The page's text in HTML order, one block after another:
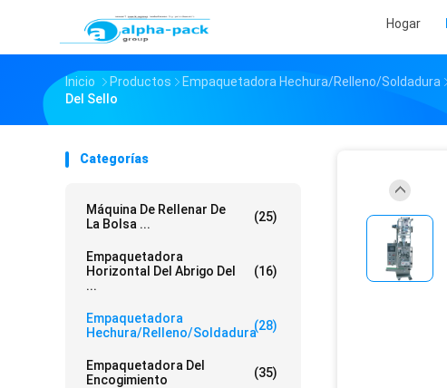
Hogar
Inicio Productos Empaquetadora Hechura/relleno/soldadura
Del Sello
Categorías
Máquina De Rellenar De
La Bolsa ...
(25)
Empaquetadora
Horizontal Del Abrigo Del
...
(16)
Empaquetadora
Hechura/relleno/soldadura(28)
Empaquetadora Del
Encogimiento
(35)